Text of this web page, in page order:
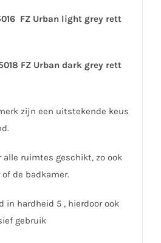
FZ Urban light grey rett
FZ Urban dark grey rett
zijn een uitstekende keus
alle ruimtes geschikt, zo ook
de badkamer.
in hardheid 5 , hierdoor ook
gebruik